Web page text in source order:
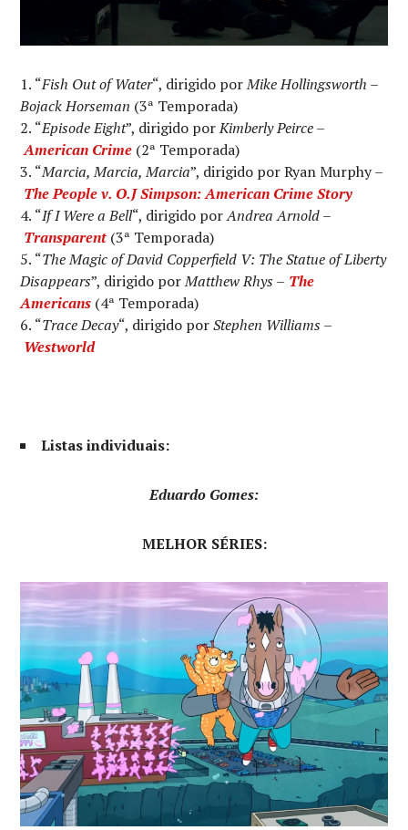
“Fish Out of Water“, dirigido porMike Hollingsworth –
Bojack Horseman (3ª Temporada)
“Episode Eight”, dirigido porKimberly Peirce–
American Crime (2ª Temporada)
“Marcia, Marcia, Marcia”, dirigido por Ryan Murphy –
The People v. O.J Simpson: American Crime Story
“If I Were a Bell“, dirigido porAndrea Arnold–
Transparent(3ª Temporada)
“The Magic of David Copperfield V: The Statue of Liberty
Disappears”, dirigido porMatthew Rhys – The
Americans (4ª Temporada)
“Trace Decay“, dirigido porStephen Williams –
Westworld
Listas individuais:
Eduardo Gomes:
MELHOR SÉRIES: